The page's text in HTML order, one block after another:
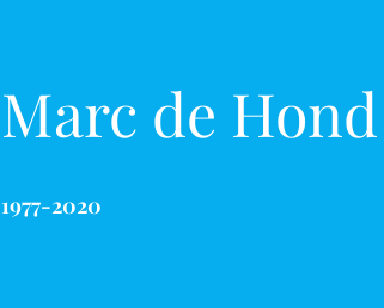
Marc de Hond
1977-2020